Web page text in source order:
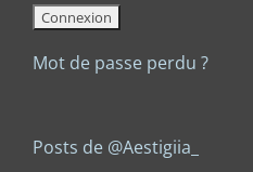
Mot de passe perdu ?
Posts de @Aestigiia_